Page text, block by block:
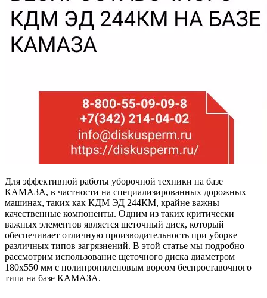
Для эффективной работы уборочной техники на базе
КАМАЗА, в частности на специализированных дорожных
машинах, таких как КДМ ЭД 244КМ, крайне важны
качественные компоненты. Одним из таких критически
важных элементов является щеточный диск, который
обеспечивает отличную производительность при уборке
различных типов загрязнений. В этой статье мы подробно
рассмотрим использование щеточного диска диаметром
180х550 мм с полипропиленовым ворсом беспроставочного
типа на базе КАМАЗА.